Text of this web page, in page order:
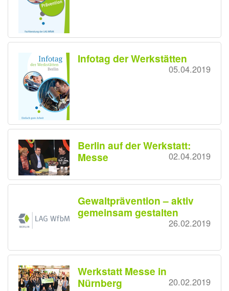
Infotag der Werkstätten
05.04.2019
Berlin auf der Werkstatt:
Messe
02.04.2019
Gewaltprävention – aktiv
gemeinsam gestalten
26.02.2019
Werkstatt Messe in
Nürnberg
20.02.2019